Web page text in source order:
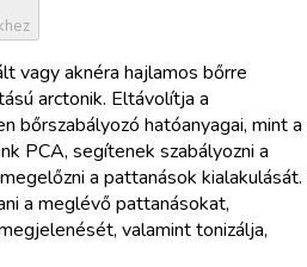
vagy aknéra hajlamos bőrre
arctonik. Eltávolítja a
bőrszabályozó hatóanyagai, mint a
PCA, segítenek szabályozni a
a pattanások kialakulását.
a meglévő pattanásokat,
valamint tonizálja,